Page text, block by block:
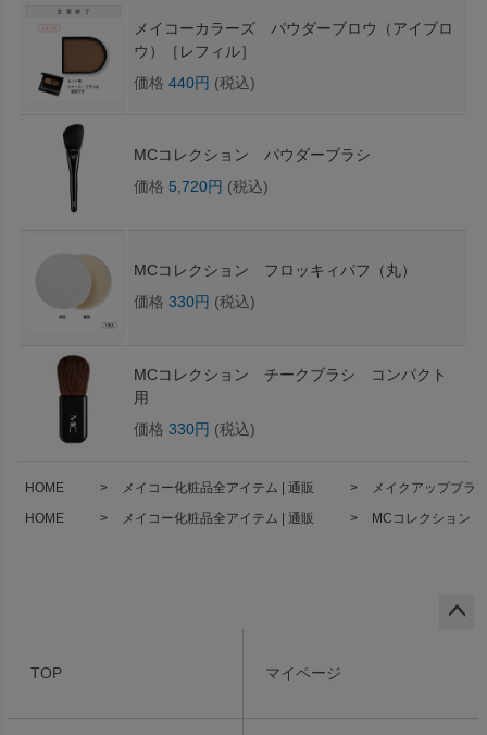
メイコーカラーズ パウダーブロウ（アイブロ
ウ）［レフィル］
価格 440円 (税込)
MCコレクション パウダーブラシ
価格 5,720円 (税込)
MCコレクション フロッキィパフ（丸）
価格 330円 (税込)
MCコレクション チークブラシ コンパクト
用
価格 330円 (税込)
HOME メイコー化粧品全アイテム | 通販
メイクアップブラ
HOME
メイコー化粧品全アイテム | 通販 MCコレクション
TOP マイページ